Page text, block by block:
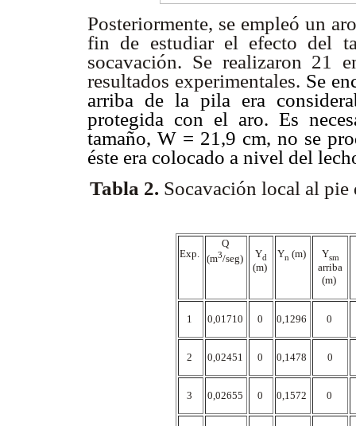
Posteriormente, se empleó un
fin de estudiar el efecto del
socavación. Se realizaron 21
resultados experimentales. Se
arriba de la pila era
protegida con el aro. Es
tamaño, W = 21,9 cm, no se
éste era colocado a nivel del
Tabla 2. Socavación local al
Exp.
Q
(m3/seg) Yd
(m)
Yn (m) Ysm
arriba
(m)
1 0,01710 0 0,1296 0
2 0,02451 0 0,1478 0
3 0,02655 0 0,1572 0